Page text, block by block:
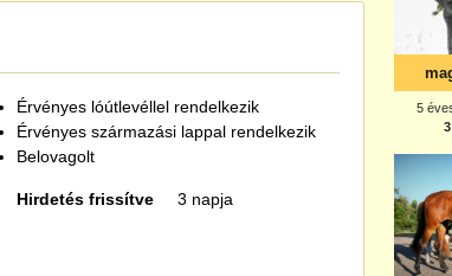
Érvényes lóútlevéllel rendelkezik
Érvényes származási lappal rendelkezik
Belovagolt
Hirdetés frissítve 3 napja